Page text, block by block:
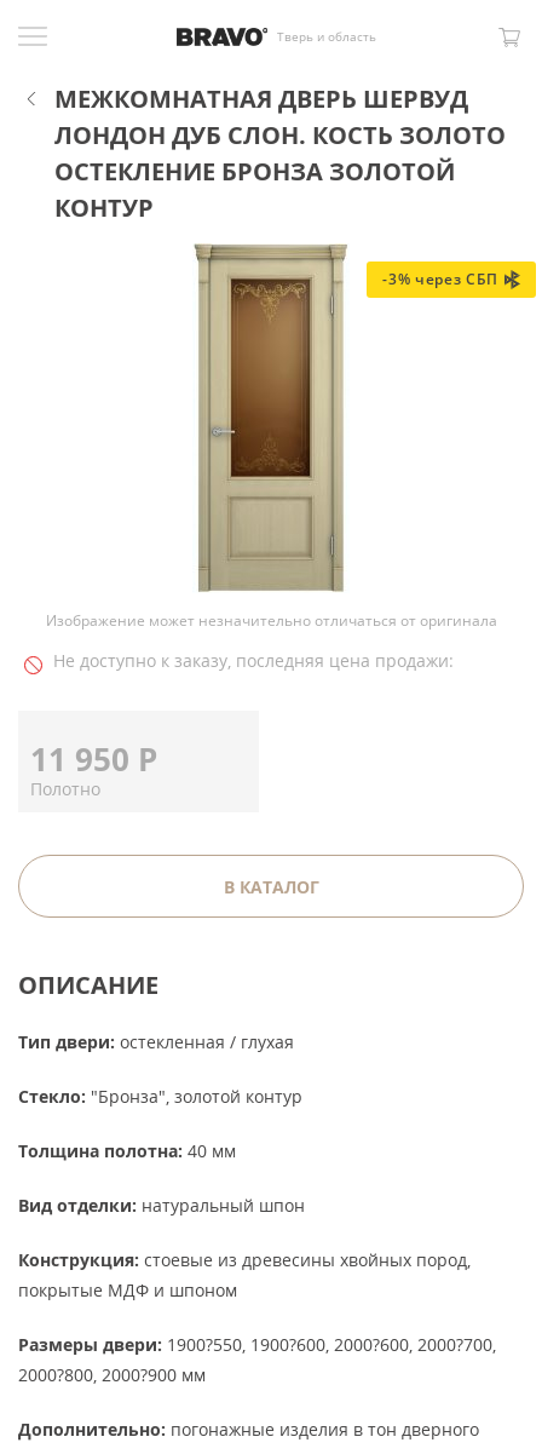
Тверь и область
МЕЖКОМНАТНАЯ ДВЕРЬ ШЕРВУД
ЛОНДОН ДУБ СЛОН. КОСТЬ ЗОЛОТО
ОСТЕКЛЕНИЕ БРОНЗА ЗОЛОТОЙ
КОНТУР
-3% через СБП
Изображение может незначительно отличаться от оригинала
Не доступно к заказу, последняя цена продажи:
11 950 Р
Полотно
В КАТАЛОГ
ОПИСАНИЕ
Тип двери: остекленная / глухая
Стекло: "Бронза", золотой контур
Толщина полотна: 40 мм
Вид отделки: натуральный шпон
Конструкция: стоевые из древесины хвойных пород,
покрытые МДФ и шпоном
Размеры двери: 1900?550, 1900?600, 2000?600, 2000?700,
2000?800, 2000?900 мм
Дополнительно: погонажные изделия в тон дверного